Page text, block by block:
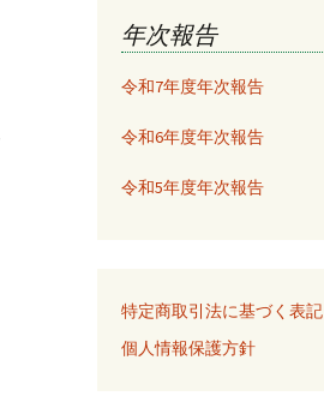
年次報告
令和7年度年次報告
令和6年度年次報告
令和5年度年次報告
特定商取引法に基づく表記
個人情報保護方針